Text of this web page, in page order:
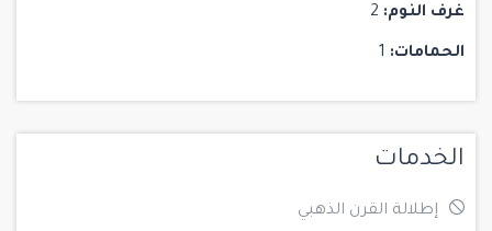
غرف النوم:
الحمامات:
الخدمات
إطلالة القرن الذهبي